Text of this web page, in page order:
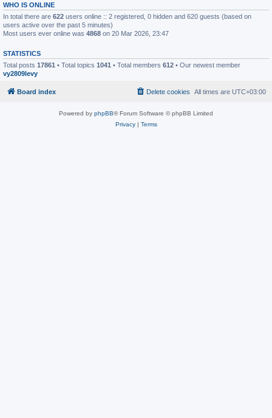
WHO IS ONLINE
In total there are 622 users online :: 2 registered, 0 hidden and 620 guests (based on
users active over the past 5 minutes)
Most users ever online was 4868 on 20 Mar 2026, 23:47
STATISTICS
Total posts 17861 • Total topics 1041 • Total members 612 • Our newest member
vy2809levy
Board index All times are UTC+03:00
Delete cookies
Powered by phpBB® Forum Software © phpBB Limited
Privacy| Terms